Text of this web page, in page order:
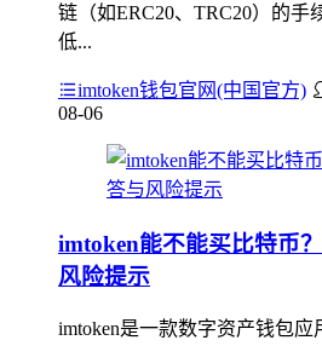
链（如ERC20、TRC20）的手
低...
imtoken钱包官网(中国官方)
08-06
imtoken能不能买比特币
风险提示
imtoken是一款数字资产钱包